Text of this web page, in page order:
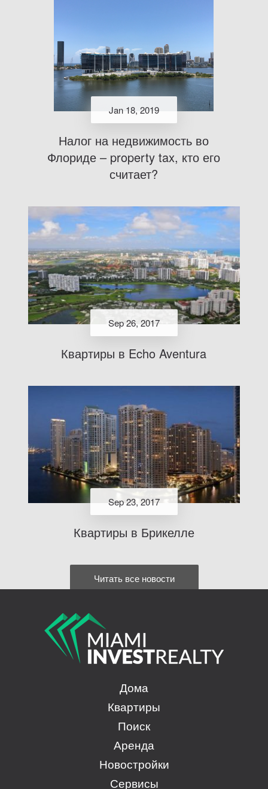
Jan 18, 2019
Налог на недвижимость во
Флориде – property tax, кто его
считает?
Sep 26, 2017
Квартиры в Echo Aventura
Sep 23, 2017
Квартиры в Брикелле
Читать все новости
Дома
Квартиры
Поиск
Аренда
Новостройки
Сервисы